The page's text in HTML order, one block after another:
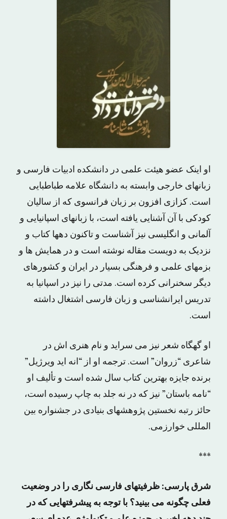
او اینک عضو هیئت علمی در دانشکده ادبیات فارسی و
زبانهای خارجی وابسته به دانشگاه علامه طباطبایی
است. کزازی افزون بر زبان فرانسوی که از سالیان
کودکی با آن آشنایی یافته است، با زبانهای اسپانیایی و
آلمانی و انگلیسی نیز آشناست و تاکنون دهها کتاب و
نزدیک به دویست مقاله نوشته است و در همایش ها و
بزمهای علمی و فرهنگی بسیار در ایران و کشورهای
دیگر سخنرانی کرده است. مدتی را نیز در اسپانیا به
تدریس ایرانشناسی و زبان فارسی اشتغال داشته
است.
او گهگاه شعر نیز می سراید و نام هنری اش در
شاعری “زروان” است. ترجمه او از “انه اید ویرژیل”
برنده جایزه بهترین کتاب سال شده است و تألیف او
“نامه باستان” نیز که در نه جلد به چاپ رسیده است،
حائز رتبه نخستین پژوهشهای بنیادی در جشنواره بین
المللی خوارزمی.
***
شرق پارسی: ظرفیتهای فارسی نگاری را در وضعیت
فعلی چگونه می بینید؟ با توجه به پیشرفتهایی که در